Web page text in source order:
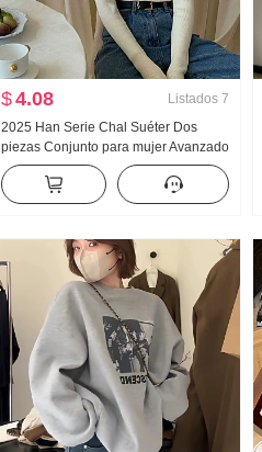
$4.08 Listados 7
2025 Han Serie Chal Suéter Dos
piezas Conjunto para mujer Avanzado
Sentido Estilo Sencillo Color sólido
Cuello alto Pila Ropa CAPA Camiseta
Interior